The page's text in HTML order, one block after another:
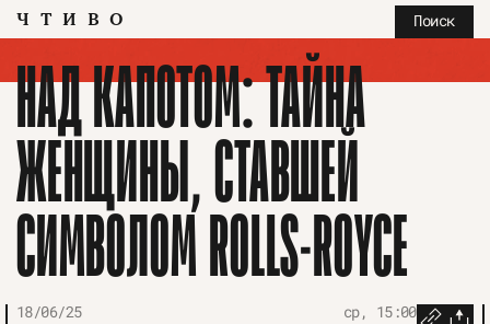
ЧТИВО Поиск
НАД КАПОТОМ: ТАЙНА
ЖЕНЩИНЫ, СТАВШЕЙ
СИМВОЛОМ ROLLS-ROYCE
18/06/25 ср, 15:00